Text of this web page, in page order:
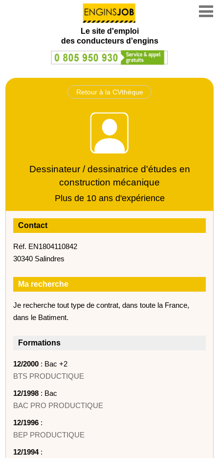
Le site d'emploi
des conducteurs d'engins
Retour à la CVthèque
Dessinateur / dessinatrice d'études en
construction mécanique
Plus de 10 ans d'expérience
Contact
Réf. EN1804110842
30340 Salindres
Ma recherche
Je recherche tout type de contrat, dans toute la France,
dans le Batiment.
Formations
12/2000 : Bac +2
BTS PRODUCTIQUE
12/1998 : Bac
BAC PRO PRODUCTIQUE
12/1996 :
BEP PRODUCTIQUE
12/1994: